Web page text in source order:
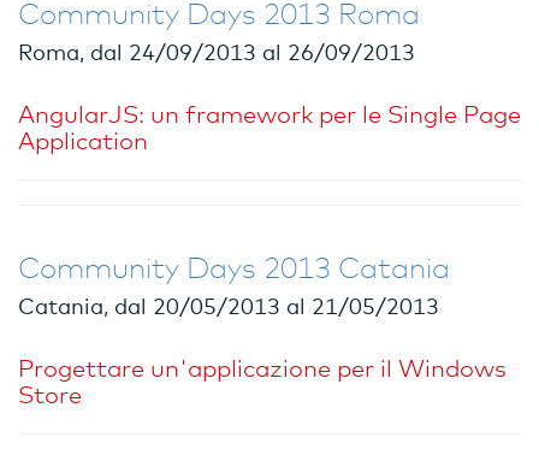
Community Days 2013 Roma
Roma, dal 24/09/2013 al 26/09/2013
AngularJS: un framework per le Single Page
Application
Community Days 2013 Catania
Catania, dal 20/05/2013 al 21/05/2013
Progettare un'applicazione per il Windows
Store